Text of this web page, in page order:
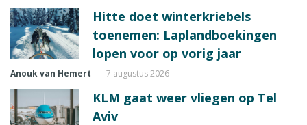
Hitte doet winterkriebels
toenemen: Laplandboekingen
lopen voor op vorig jaar
Anouk van Hemert 7 augustus 2026
KLM gaat weer vliegen op Tel
Aviv